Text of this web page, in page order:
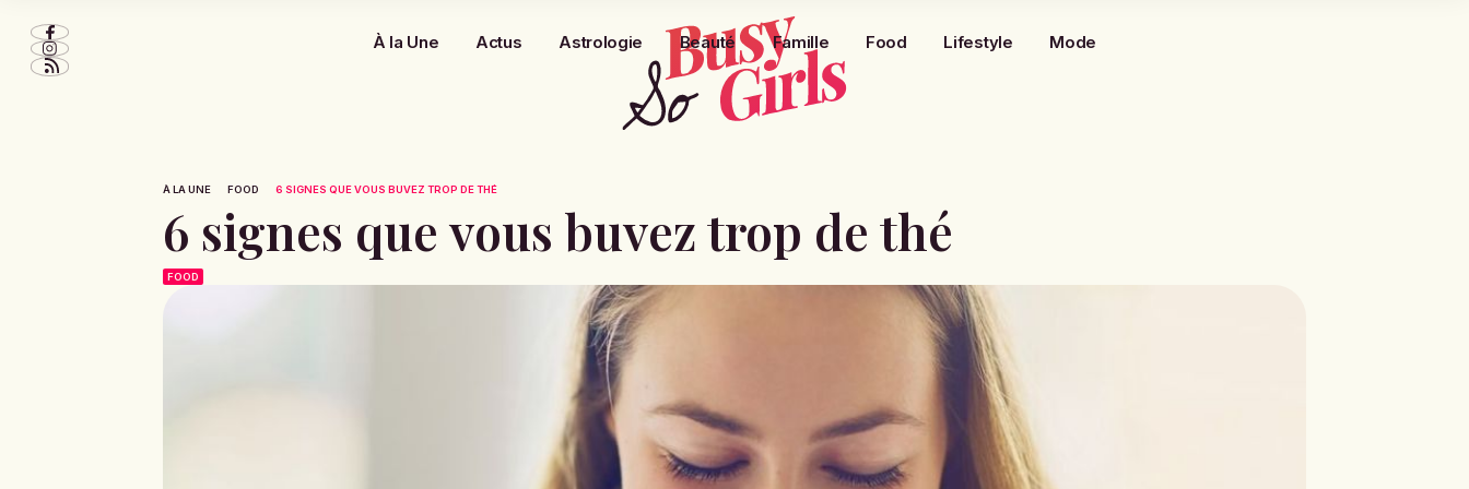
À la Une Actus Astrologie Beauté Famille Food Lifestyle Mode
À LA UNE FOOD 6 SIGNES QUE VOUS BUVEZ TROP DE THÉ
6 signes que vous buvez trop de thé
FOOD